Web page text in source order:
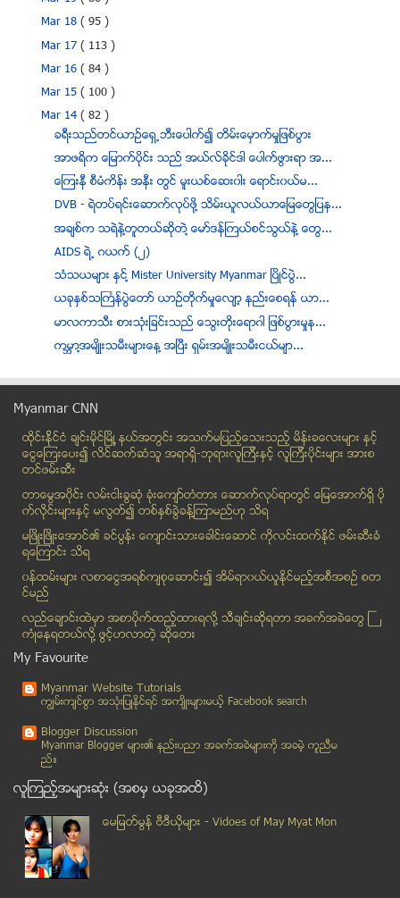
Mar 18( 95 )
Mar 17( 113 )
Mar 16( 84 )
Mar 15( 100 )
Mar 14( 82 )
ခရီးသည္တင္ယာဥ္ေရွ႕ဘီးေပါက္၍ တိမ္းေမွာက္မႈျဖစ္ပြား
အာဖရိက ေျမာက္ပိုင္း သည္ အယ္လ္ခိုင္ဒါ ေပါက္ဖြားရာ အ...
ေၾကးနီ စီမံကိန္း အနီး တြင္ မူးယစ္ေဆး၀ါး ေရာင္း၀ယ္မ...
DVB - ရဲတပ္ရင္းေဆာက္လုပ္ဖို႔ သိမ္းယူလယ္ယာေျမေတြျပန...
အခ်စ္က သရဲနဲ႔တူတယ္ဆိုတဲ႔ ေမာ္ဒန္ႀကယ္စင္သြယ္နဲ႔ ေတြ...
AIDS ရဲ႕ ဂယက္ (၂)
သံသယမ်ား ႏွင္႔ Mister University Myanmar ၿပိဳင္ပြဲ...
ယခုႏွစ္သႀကၤန္ပြဲေတာ္ ယာဥ္တိုက္မႈေလ်ာ့ နည္းေစရန္ ယာ...
မာလကာသီး စားသုံးျခင္းသည္ ေသြးတုိးေရာဂါ ျဖစ္ပြားမႈန...
ကမၻာ႔အမ်ိဳးသမီးမ်ားေန႔ အၿပီး ရွမ္းအမ်ိဳးသမီးငယ္မ်ာ...
ဘူးသီး၏ က်န္းမာေရး အက်ိဳးေက်းဇူးမ်ား
ဂ်ိဳင္းေတြျဖဴေနေအာင္ ဘယ္လိုလုပ္ရမလဲ ?
ပထမဆုံး Wi-Fi စနစ္ပါဝင္ေသာ စမတ္အဲယားကြန္းေမာ္ဒယ္သစ...
ဘုရားရွင္ပရိနိဗၺာန္ျပဳေတာ္မူျခင္းႏွင့္ ပံ့သကူ ၀က္ပ...
KIA မွ ဂြမ္ေမာ္အား အင္ဘန္လ က အက်ယ္ခ်ဳပ္ခ်ထား
သံလြင္ျမစ္ကုိ ဒုကၡမေပးဖုိ႔ ေဒသခံေတြ ေျပာၿပီ
သံလြင္ျမစ္ေပၚ တည္ေဆာက္မည့္ ေရကာတာမ်ား ရပ္ဆုိင္းရန္...
သာေကတၿမိဳ႕နယ္တြင္ လူငယ္အခ်င္းခ်င္း ခိုက္ရန္ျဖစ္ရာမ...
စီးပြားေရးလုပ္ငန္ရွင္ ဦးေတဇ ေျပးခုန္ပစ္အဖြဲ႕ခ်ဳပ္...
ဆီးရီးယားအေရးကို ေမ့ေလ်ာ့ထားလွ်င္ ကပ္ေဘးဆိုက္ႏိုင္
အမုန္းတရားေဟာေျပာမႈ ရပ္စဲဖို႔ အစုိးရက ဥပေဒျပ႒ာန္းက...
ေစာေနတိုးကို မမိေသး
မူလပိုင္ရွင္ေတြ ေျမျပန္ရတာ မဆိုစေလာက္ပဲရွိေသး (သံု...
ေတာင္ကုိရီးယား၊ အေမရိကန္တုိ႔ႏွင့္ သုံးပြင့္ဆုိင္ ေ...
ကုိယ့္ကုိယ္ကုိ ကာကြယ္ပါ
လိင္ဆက္ဆံၿပီး ၃နာရီၾကာမွ လိမ္းတာေတာင္ HIVကို ကာကြယ...
Myanmar CNN
ထိုင္းနို္င္ငံ ခ်င္းမိုင္ျမိဳ ့နယ္အတြင္း အသက္မျပည့္ေသးသည့္ မိန္းခေလးမ်ား နွင့္
ေငြေၾကးေပး၍ လိင္ဆက္ဆံသူ အရာရွိ-ဘုရားလူၾကီးနွင့္ လူၾကီးပိုင္းမ်ား အားစ
တင္ဖမ္းဆီး
တာေမြအ၀ိုင္း လမ္းငါးခြဆံု ခံုးေက်ာ္တံတား ေဆာက္လုပ္ရာတြင္ ေျမေအာက္ရွိ ပို
က္လိုင္းမ်ားႏွင့္ မလြတ္၍ တစ္ႏွစ္ခြဲခန္႔ၾကာမည္ဟု သိရ
မၿဖိဳးၿဖိဳးေအာင္၏ ခင္ပြန္း ေက်ာင္းသားေခါင္းေဆာင္ ကိုလင္းထက္ႏိုင္ ဖမ္းဆီးခံ
ရေၾကာင္း သိရ
၀န္ထမ္းမ်ား လစာေငြအရစ္က်စုေဆာင္း၍ အိမ္ရာ၀ယ္ယူႏုိင္မည့္အစီအစဥ္ စတ
င္မည္
လည္ေခ်ာင္းထဲမွာ အစာပိုက္ထည့္ထားရလုိ႔ သီခ်င္းဆုိရတာ အခက္အခဲေတြ ႀ
ကံဳေနရတယ္လို႔ ဖြင့္ဟလာတဲ့ ဆုိေတး
My Favourite
Myanmar Website Tutorials
ကၽြမ္းက်င္စြာ အသုံးျပဳႏုိင္ရင္ အက်ိဳးမ်ားမယ့္ Facebook search
Blogger Discussion
Myanmar Blogger မ်ား၏ နည္းပညာ အခက္အခဲမ်ားကုိ အခမဲ့ ကူညီမ
ည္။
လူၾကည့္အမ်ားဆုံး (အစမွ ယခုအထိ)
ေမျမတ္မြန္ ဗီဒီယုိမ်ား - Vidoes of May Myat Mon